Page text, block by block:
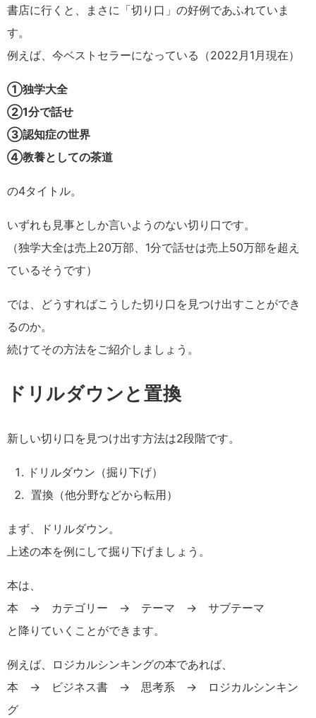
書店に行くと、まさに「切り口」の好例であふれていま
す。
例えば、今ベストセラーになっている（2022月1月現在）
①独学大全
②1分で話せ
③認知症の世界
④教養としての茶道
の4タイトル。
いずれも見事としか言いようのない切り口です。
（独学大全は売上20万部、1分で話せは売上50万部を超え
ているそうです）
では、どうすればこうした切り口を見つけ出すことができ
るのか。
続けてその方法をご紹介しましょう。
ドリルダウンと置換
新しい切り口を見つけ出す方法は2段階です。
ドリルダウン（掘り下げ）
置換（他分野などから転用）
まず、ドリルダウン。
上述の本を例にして掘り下げましょう。
本は、
本 → カテゴリー → テーマ → サブテーマ
と降りていくことができます。
例えば、ロジカルシンキングの本であれば、
本 → ビジネス書 → 思考系 → ロジカルシンキン
グ